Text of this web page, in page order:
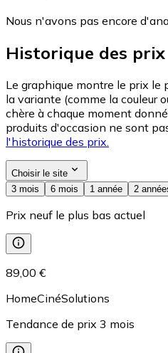
Nous n'avons pas encore
Historique des prix
Le graphique montre le prix le
la variante (comme la couleur
chère à chaque moment
produits d'occasion ne sont
l'historique des prix.
Choisir le site
3 mois
6 mois 1 année 2
Prix neuf le plus bas actuel
89,00 €
HomeCinéSolutions
Tendance de prix 3 mois